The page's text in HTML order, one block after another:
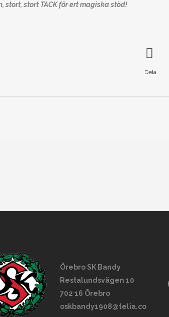
stort, stort TACK för ert magiska stöd!
Dela
Örebro SK Bandy
Restalundsvägen 10
702 16 Örebro
oskbandy1908@telia.co